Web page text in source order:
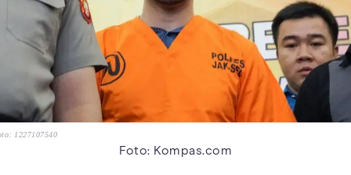
1227107540
Foto: Kompas.com